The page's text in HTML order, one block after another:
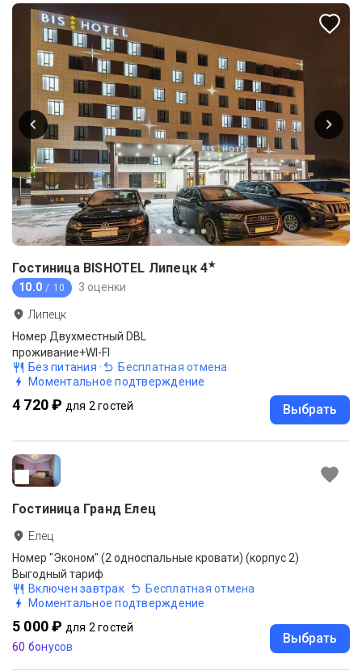
Гостиница BISHOTEL Липецк 4★
10.0 / 10 3 оценки
Липецк
Номер Двухместный DBL
проживание+WI-FI
Без питания ·
Бесплатная отмена
Моментальное подтверждение
4 720 ₽ для 2 гостей Выбрать
Гостиница Гранд Елец
Елец
Номер "Эконом" (2 односпальные кровати) (корпус 2)
Выгодный тариф
Включен завтрак·
Бесплатная отмена
Моментальное подтверждение
5 000 ₽ для 2 гостей
60 бонусов
Выбрать